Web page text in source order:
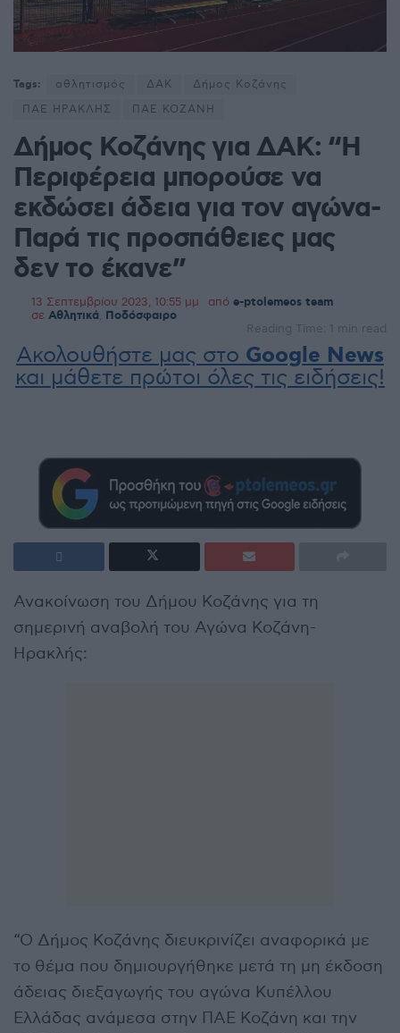
Tags: αθλητισμός ΔΑΚ
Δήμος Κοζάνης
ΠΑΕ ΗΡΑΚΛΗΣ
ΠΑΕ ΚΟΖΑΝΗ
Δήμος Κοζάνης για ΔΑΚ: “Η
Περιφέρεια μπορούσε να
εκδώσει άδεια για τον αγώνα-
Παρά τις προσπάθειες μας
δεν το έκανε”
13 Σεπτεμβρίου 2023, 10:55 μμ από e-ptolemeos team
σε Αθλητικά Ποδόσφαιρο
Reading Time: 1 min read
Ακολουθήστε μας στο Google News
και μάθετε πρώτοι όλες τις ειδήσεις!
Ανακοίνωση του Δήμου Κοζάνης για τη
σημερινή αναβολή του Αγώνα Κοζάνη-
Ηρακλής:
“Ο Δήμος Κοζάνης διευκρινίζει αναφορικά με
το θέμα που δημιουργήθηκε μετά τη μη έκδοση
άδειας διεξαγωγής του αγώνα Κυπέλλου
Ελλάδας ανάμεσα στην ΠΑΕ Κοζάνη και την